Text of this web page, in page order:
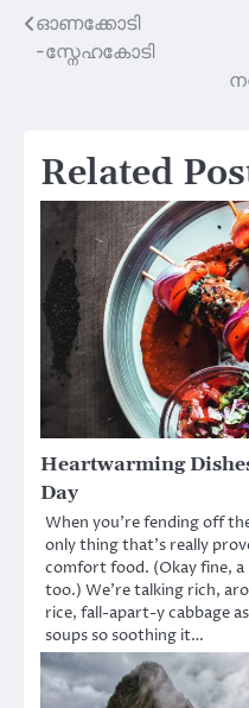
Post
navigation
ഓണക്കോടി
-സ്നേഹകോടി
Related
Heartwarming
Day
When you’re fending off
only thing that’s really
comfort food. (Okay fine, a
too.) We’re talking rich,
rice, fall-apart-y cabbage
soups so soothing it…